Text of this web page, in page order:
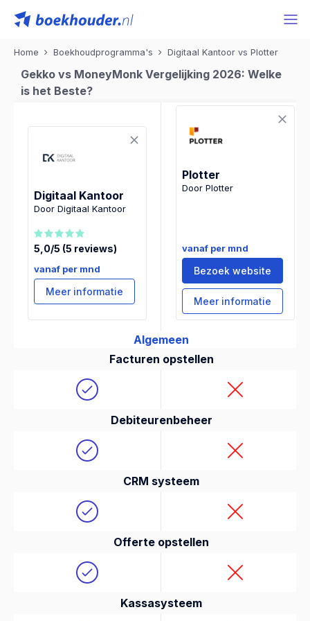
Home Boekhoudprogramma's Digitaal Kantoor vs Plotter
Gekko vs MoneyMonk Vergelijking 2026: Welke
is het Beste?
Digitaal Kantoor
Door Digitaal Kantoor
5,0/5 (5 reviews)
vanaf per mnd
Meer informatie
Plotter
Door Plotter
vanaf per mnd
Bezoek website
Meer informatie
Algemeen
Facturen opstellen
Debiteurenbeheer
CRM systeem
Offerte opstellen
Kassasysteem